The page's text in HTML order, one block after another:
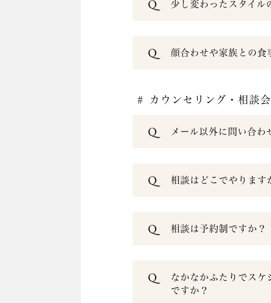
少し変わったスタイル
顔合わせや家族との食
# カウンセリング・相談
メール以外に問い合わ
相談はどこでやります
相談は予約制ですか？
なかなかふたりでス
ですか？